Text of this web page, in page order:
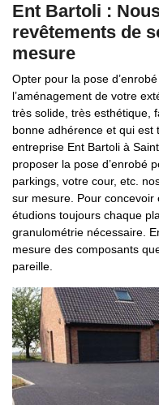
Ent Bartoli :
revêtements de
mesure
Opter pour la pose
l’aménagement de votre
très solide, très esthétique,
bonne adhérence et qui est
entreprise Ent Bartoli à
proposer la pose d’enrobé
parkings, votre cour, etc.
sur mesure. Pour
étudions toujours chaque
granulométrie nécessaire.
mesure des composants
pareille.